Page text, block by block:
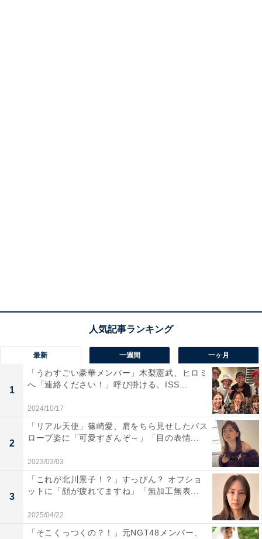
最新 一週間 一ヶ月
1
「うわすごい豪華メンバー」木梨憲武、ヒロミ
へ「連絡ください！」呼び掛ける。ISS...
2024/10/17
2
「リアル天使」篠崎愛、肩をちら見せしたバス
ローブ姿に「可愛すぎんぞ～」「目の表情...
2023/03/03
3
「これが北川景子！？」すっぴん？ オフショ
ットに「顔が疲れてますね」「無加工無表...
2025/04/22
「そこくっつくの？！」元NGT48メンバー、